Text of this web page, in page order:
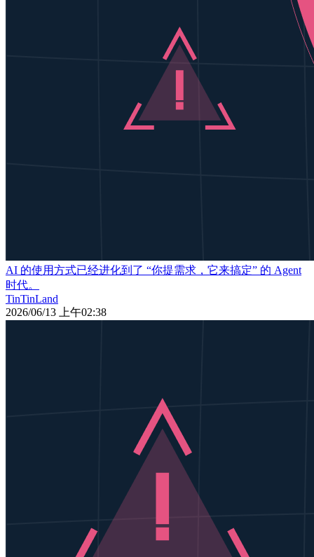
AI 的使用方式已经进化到了 “你提需求，它来搞定” 的 Agent
时代。
TinTinLand
2026/06/13 上午02:38